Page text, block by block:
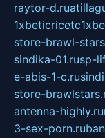
raytor-d.ru
store-brawl-
sindika-01.rusp-
e-abis-1-c.ru
store-
antenna-highly.ru
3-sex-porn.ru